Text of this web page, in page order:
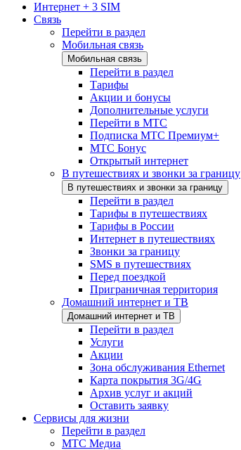
Интернет + 3 SIM
Связь
Перейти в раздел
Мобильная связь
Мобильная связь
Перейти в раздел
Тарифы
Акции и бонусы
Дополнительные услуги
Перейти в МТС
Подписка МТС Премиум+
МТС Бонус
Открытый интернет
В путешествиях и звонки за границу
В путешествиях и звонки за границу
Перейти в раздел
Тарифы в путешествиях
Тарифы в России
Интернет в путешествиях
Звонки за границу
SMS в путешествиях
Перед поездкой
Приграничная территория
Домашний интернет и ТВ
Домашний интернет и ТВ
Перейти в раздел
Услуги
Акции
Зона обслуживания Ethernet
Карта покрытия 3G/4G
Архив услуг и акций
Оставить заявку
Сервисы для жизни
Перейти в раздел
МТС Медиа